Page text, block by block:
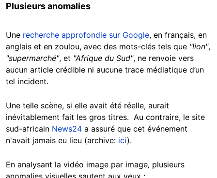
Plusieurs anomalies
Une recherche approfondie sur Google, en français, en
anglais et en zoulou, avec des mots-clés tels que "lion",
"supermarché", et "Afrique du Sud", ne renvoie vers
aucun article crédible ni aucune trace médiatique d’un
tel incident.
Une telle scène, si elle avait été réelle, aurait
inévitablement fait les gros titres. Au contraire, le site
sud-africain News24 a assuré que cet événement
n'avait jamais eu lieu (archive: ici).
En analysant la vidéo image par image, plusieurs
anomalies visuelles sautent aux yeux :